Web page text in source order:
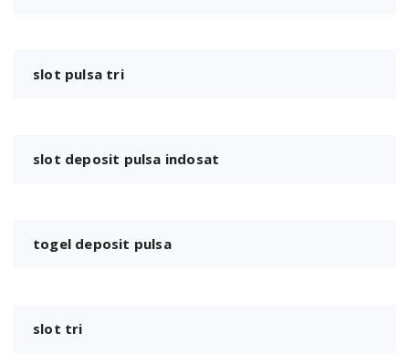
slot pulsa tri
slot deposit pulsa indosat
togel deposit pulsa
slot tri